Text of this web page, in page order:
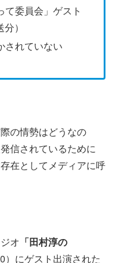
て委員会」ゲスト
）
されていない
の情勢はどうなの
信されているために
在としてメディアに呼
オ 「田村淳の
）にゲスト出演された